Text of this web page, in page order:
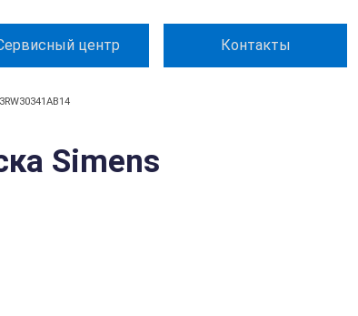
центр Контакты
Simens